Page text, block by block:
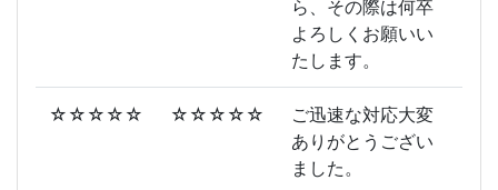
ら、その際は何卒
よろしくお願いい
たします。
☆☆☆☆☆ ☆☆☆☆☆
ご迅速な対応大変
ありがとうござい
ました。